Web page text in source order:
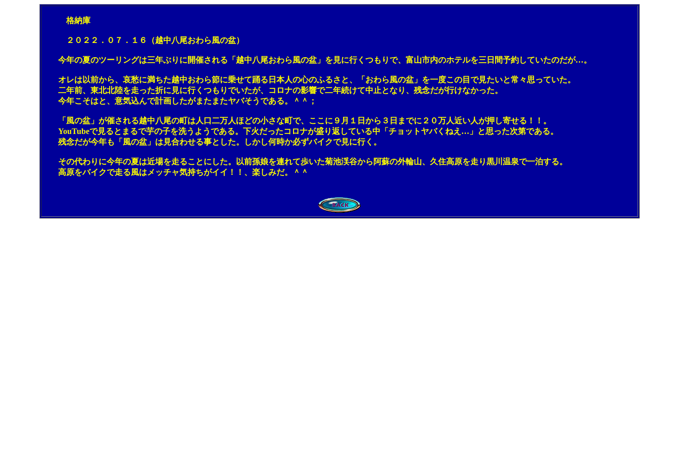
格納庫
２０２２．０７．１６（越中八尾おわら風の盆）
今年の夏のツーリングは三年ぶりに開催される「越中八尾おわら風の盆」を見に行くつもりで、富山市内のホテルを三日間予約していたのだが…。
オレは以前から、哀愁に満ちた越中おわら節に乗せて踊る日本人の心のふるさと、「おわら風の盆」を一度この目で見たいと常々思っていた。
二年前、東北北陸を走った折に見に行くつもりでいたが、コロナの影響で二年続けて中止となり、残念だが行けなかった。
今年こそはと、意気込んで計画したがまたまたヤバそうである。＾＾；
「風の盆」が催される越中八尾の町は人口二万人ほどの小さな町で、ここに９月１日から３日までに２０万人近い人が押し寄せる！！。
YouTubeで見るとまるで芋の子を洗うようである。下火だったコロナが盛り返している中「チョットヤバくねえ…」と思った次第である。
残念だが今年も「風の盆」は見合わせる事とした。しかし何時か必ずバイクで見に行く。
その代わりに今年の夏は近場を走ることにした。以前孫娘を連れて歩いた菊池渓谷から阿蘇の外輪山、久住高原を走り黒川温泉で一泊する。
高原をバイクで走る風はメッチャ気持ちがイイ！！、楽しみだ。＾＾